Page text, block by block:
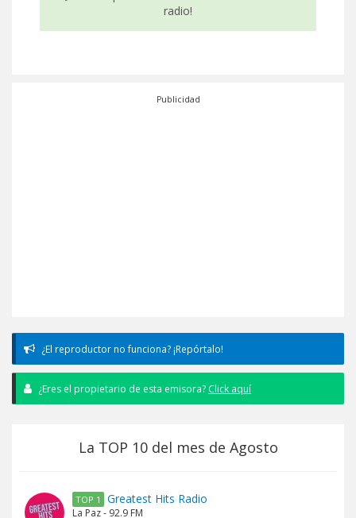
radio!
Publicidad
¿El reproductor no funciona? ¡Repórtalo!
¿Eres el propietario de esta emisora? Click aquí
La TOP 10 del mes de Agosto
TOP 1 Greatest Hits Radio
La Paz - 92.9 FM